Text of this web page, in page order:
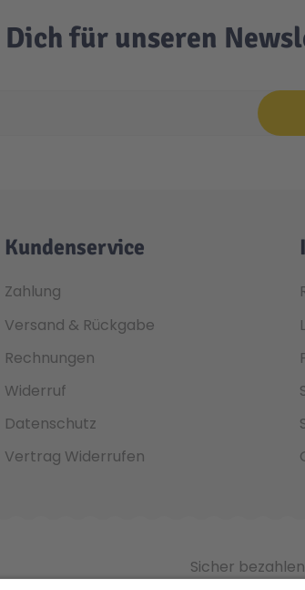
für unseren
Kundenservice
Zahlung
Versand & Rückgabe
Rechnungen
Widerruf
Datenschutz
Vertrag Widerrufen
Sicher